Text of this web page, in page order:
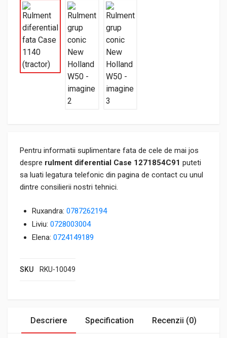
Pentru informatii suplimentare fata de cele de mai jos
despre rulment diferential Case 1271854C91 puteti
sa luati legatura telefonic din pagina de contact cu unul
dintre consilierii nostri tehnici.
Ruxandra: 0787262194
Liviu: 0728003004
Elena: 0724149189
SKU RKU-10049
Descriere Specification Recenzii (0)